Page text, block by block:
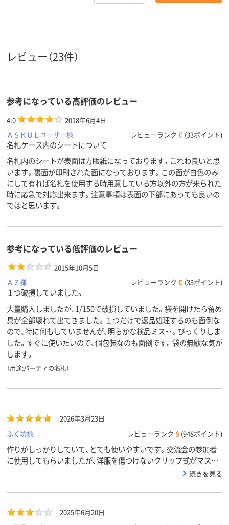
レビュー（23件）
参考になっている高評価のレビュー
4.0
2018年6月4日
ＡＳＫＵＬユーザー様
レビューランク C (33ポイント)
名札ケース内のシートについて
名札内のシートが表面は方眼紙になっております。これわ良いと思
います。裏面が印刷された面になっております。この面が白色のみ
にして有れば名札を使用する時用意している方以外の方が来られた
時に応急で対応出来ます。注意事項は表面の下部にあっても良いの
ではと思います。
参考になっている低評価のレビュー
2015年10月5日
ＡＺ様
レビューランク C (33ポイント)
１つ破損していました。
大量購入しましたが、1/150で破損していました。袋を開けたら留め
具が全部壊れて出てきました。１つだけで返品処理するのも面倒な
ので、特に何もしていませんが、明らかな検品ミス・・。びっくりしま
した。すぐに使いたいので、個包装なのも面倒です。袋の無駄な気が
します。
（用途:パーティの名札）
2026年3月23日
ふく坊様
レビューランク S (948ポイント)
作りがしっかりしていて、とても使いやすいです。交流会の参加者
に使用してもらいましたが、洋服を傷つけないクリップ式がマスト
続きを見る
2025年6月20日